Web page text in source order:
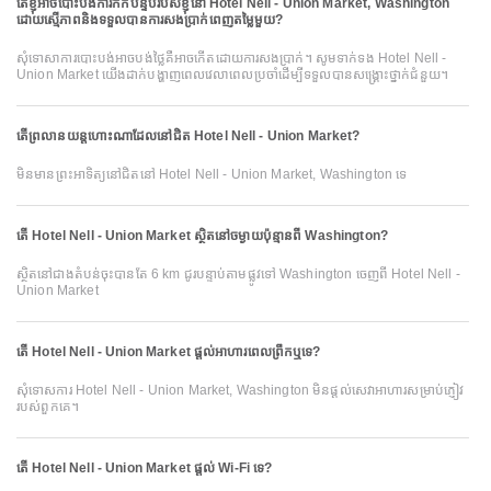
តើខ្ញុំអាចបោះបង់ការកក់បន្ទប់របស់ខ្ញុំនៅ Hotel Nell - Union Market, Washington
ដោយស្មើភាពនិងទទួលបានការសងប្រាក់ពេញតម្លៃមួយ?
សុំទោសាការបោះបង់អាចបង់ថ្លៃគឺអាចកើតដោយការសងប្រាក់។ សូមទាក់ទង Hotel Nell -
Union Market យើងដាក់បង្ហាញពេលវេលាពេលប្រចាំដើម្បីទទួលបានសង្គ្រោះថ្នាក់ជំនួយ។
តើព្រលានយន្តហោះណាដែលនៅជិត Hotel Nell - Union Market?
មិនមានព្រះអាទិត្យនៅជិតនៅ Hotel Nell - Union Market, Washington ទេ
តើ Hotel Nell - Union Market ស្ថិតនៅចម្ងាយប៉ុន្មានពី Washington?
ស្ថិតនៅជាងតំបន់ចុះបានតែ 6 km ជូរបន្ទាប់តាមផ្លូវទៅ Washington ចេញពី Hotel Nell -
Union Market
តើ Hotel Nell - Union Market ផ្ដល់អាហារពេលព្រឹកឬទេ?
សុំទោសការ Hotel Nell - Union Market, Washington មិនផ្ដល់សេវាអាហារសម្រាប់ភ្ញៀវ
របស់ពួកគេ។
តើ Hotel Nell - Union Market ផ្តល់ Wi-Fi ទេ?